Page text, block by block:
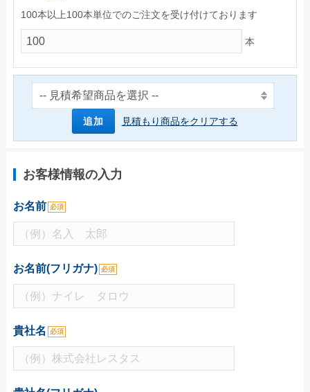
見積請求フォーム
ご利用ガイド
初めてのお客様
ご注文の流れ
完全データ入稿(ai形式)について
かんたん名入れ注文について
納期について
お支払いについて
返品・交換・キャンセルについて
よくあるご質問
特集で探す
100本以上100本単位でのご注文を受け付けております
本
追加 見積もり商品をクリアする
お客様情報の入力
お名前 必須
お名前(フリガナ) 必須
貴社名 必須